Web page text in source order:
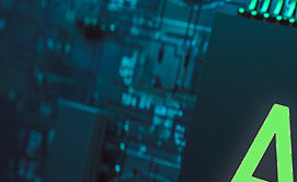
마감…S&P 0.6% 나스닥 1.3%↑